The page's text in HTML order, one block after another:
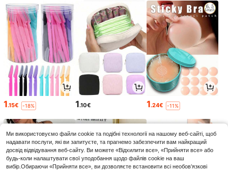
1.15€ -18% 1.10€ 1.24€ -11%
Ми використовуємо файли cookie та подібні технології на нашому веб-сайті, щоб
надавати послуги, які ви запитуєте, та прагнемо забезпечити вам найкращий
досвід відвідування веб-сайту. Ви можете «Відхилити все», «Прийняти все» або
будь-коли налаштувати свої уподобання щодо файлів cookie на ваш
вибір.Обираючи «Прийняти все», ви дозволяєте встановити всі необов’язкові